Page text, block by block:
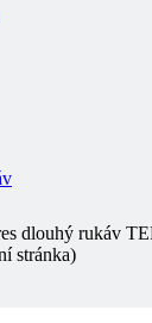
dlouhý rukáv
stránka)